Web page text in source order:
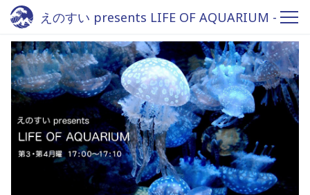
えのすい presents LIFE OF AQUARIUM -
Fm yokohama 84.7